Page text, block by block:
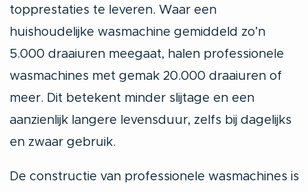
topprestaties te leveren. Waar een
huishoudelijke wasmachine gemiddeld zo’n
5.000 draaiuren meegaat, halen professionele
wasmachines met gemak 20.000 draaiuren of
meer. Dit betekent minder slijtage en een
aanzienlijk langere levensduur, zelfs bij dagelijks
en zwaar gebruik.
De constructie van professionele wasmachines is